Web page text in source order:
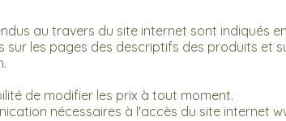
au travers du site internet sont indiqués
sur les pages des descriptifs des produits et
de modifier les prix à tout moment.
nécessaires à l'accès du site internet